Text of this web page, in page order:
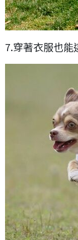
7.穿著衣服也能